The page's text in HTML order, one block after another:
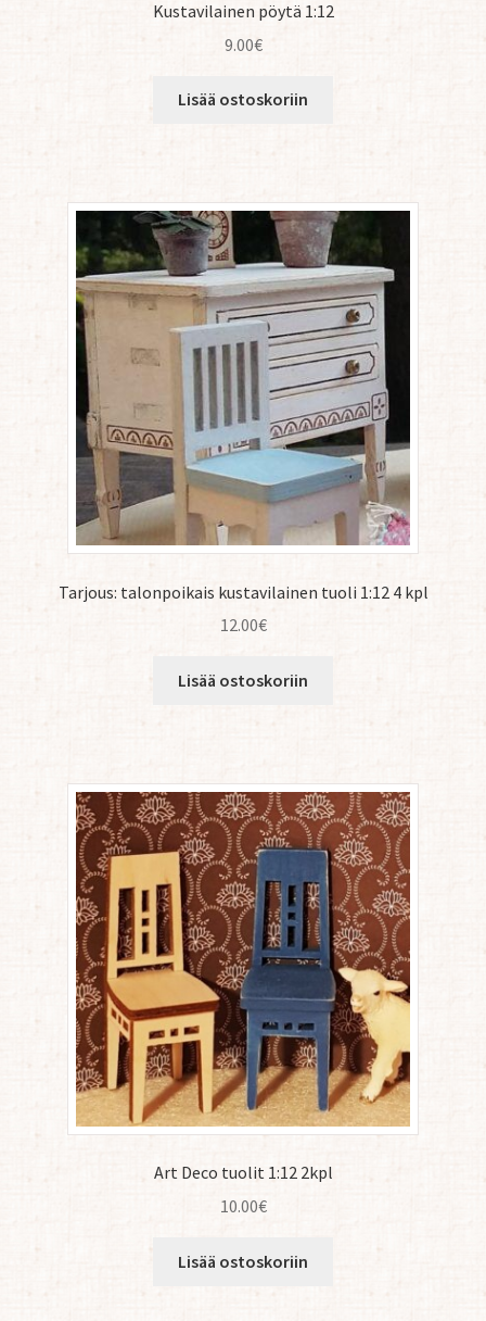
Kustavilainen pöytä 1:12
9.00€
Lisää ostoskoriin
Tarjous: talonpoikais kustavilainen tuoli 1:12 4 kpl
12.00€
Lisää ostoskoriin
Art Deco tuolit 1:12 2kpl
10.00€
Lisää ostoskoriin